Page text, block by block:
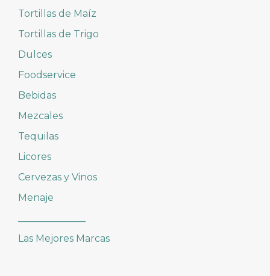
Tortillas de Maíz
Tortillas de Trigo
Dulces
Foodservice
Bebidas
Mezcales
Tequilas
Licores
Cervezas y Vinos
Menaje
Las Mejores Marcas